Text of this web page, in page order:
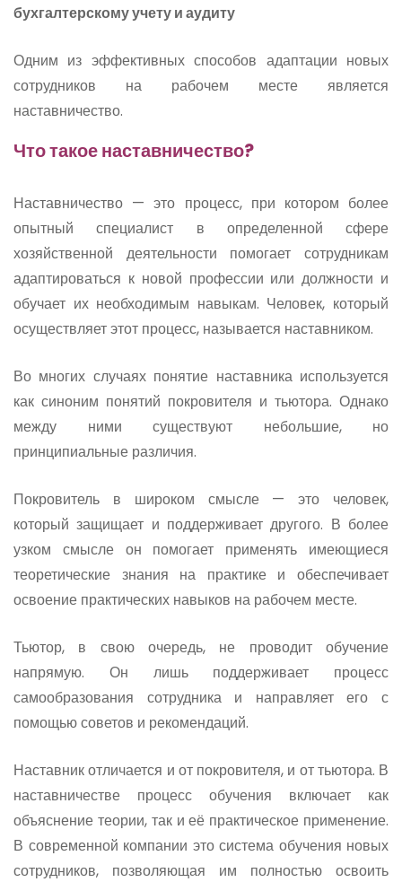
бухгалтерскому учету и аудиту
Одним из эффективных способов адаптации новых
сотрудников на рабочем месте является
наставничество.
Что такое наставничество?
Наставничество — это процесс, при котором более
опытный специалист в определенной сфере
хозяйственной деятельности помогает сотрудникам
адаптироваться к новой профессии или должности и
обучает их необходимым навыкам. Человек, который
осуществляет этот процесс, называется наставником.
Во многих случаях понятие наставника используется
как синоним понятий покровителя и тьютора. Однако
между ними существуют небольшие, но
принципиальные различия.
Покровитель в широком смысле — это человек,
который защищает и поддерживает другого. В более
узком смысле он помогает применять имеющиеся
теоретические знания на практике и обеспечивает
освоение практических навыков на рабочем месте.
Тьютор, в свою очередь, не проводит обучение
напрямую. Он лишь поддерживает процесс
самообразования сотрудника и направляет его с
помощью советов и рекомендаций.
Наставник отличается и от покровителя, и от тьютора. В
наставничестве процесс обучения включает как
объяснение теории, так и её практическое применение.
В современной компании это система обучения новых
сотрудников, позволяющая им полностью освоить